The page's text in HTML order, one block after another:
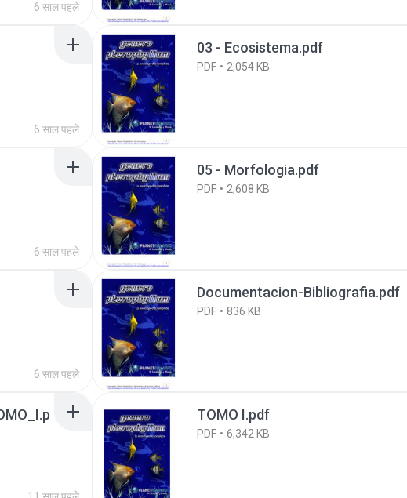
6 साल पहले
6 साल पहले
03 - Ecosistema.pdf
PDF 2,054 KB
6 साल पहले
05 - Morfologia.pdf
PDF 2,608 KB
6 साल पहले
Documentacion-Bibliografia.pdf
PDF 836 KB
TOMO I.pdf
PDF 6,342 KB